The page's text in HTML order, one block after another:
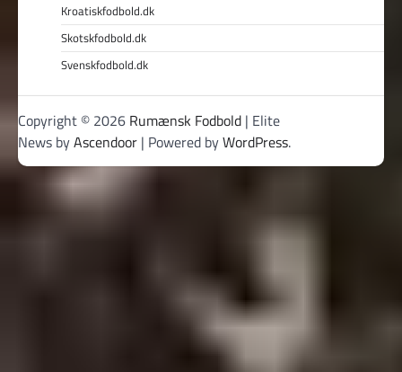
Kroatiskfodbold.dk
Skotskfodbold.dk
Svenskfodbold.dk
Copyright © 2026 Rumænsk Fodbold | Elite
News byAscendoor | Powered byWordPress.